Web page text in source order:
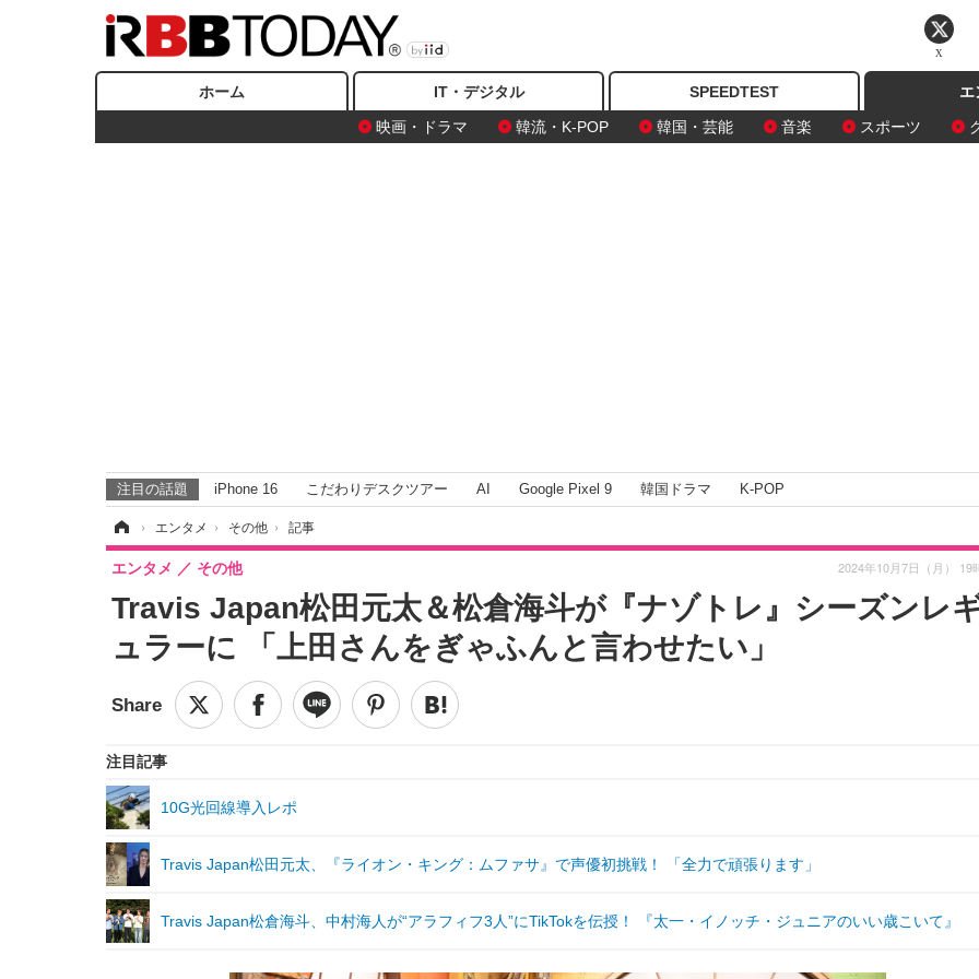
ホーム IT・デジタル SPEEDTEST
エ
映画・ドラマ
韓流・K-POP 韓国・芸能 音楽 スポーツ
注目の話題 iPhone 16 こだわりデスクツアー AI Google Pixel 9 韓国ドラマ K-POP
› エンタメ › その他 › 記事
Travis Japan松田元太＆松倉海斗が『ナゾトレ』シーズンレ
ュラーに 「上田さんをぎゃふんと言わせたい」
エンタメ その他 2024年10月7日（月） 19
注目記事
10G光回線導入レポ
Travis Japan松田元太、『ライオン・キング：ムファサ』で声優初挑戦！ 「全力で頑張ります」
Travis Japan松倉海斗、中村海人が“アラフィフ3人”にTikTokを伝授！ 『太一・イノッチ・ジュニアのいい歳こいて』
X